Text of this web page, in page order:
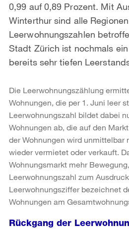
0,99 auf 0,89 Prozent. Mit
Winterthur sind alle
Leerwohnungszahlen
Stadt Zürich ist nochmals
bereits sehr tiefen
Die Leerwohnungszählung
Wohnungen, die per 1. Juni leer
Leerwohnungszahl bildet dabei
Wohnungen ab, die auf den
der Wohnungen wird unmittelbar
wieder vermietet oder verkauft.
Wohnungsmarkt mehr
Leerwohnungszahl zum
Leerwohnungsziffer bezeichnet
Wohnungen am
Rückgang der